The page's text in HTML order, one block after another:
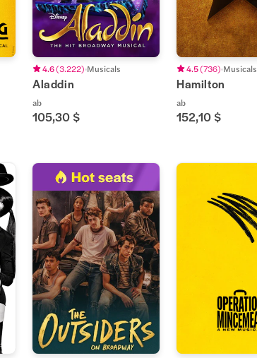
4.6(3.222) Musicals
Aladdin
ab
105,30 $
4.5(736) Musicals
Hamilton
ab
152,10 $